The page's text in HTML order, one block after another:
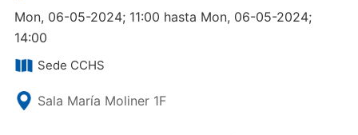
Mon, 06-05-2024; 11:00 hasta Mon, 06-05-2024;
14:00
Sede CCHS
Sala María Moliner 1F